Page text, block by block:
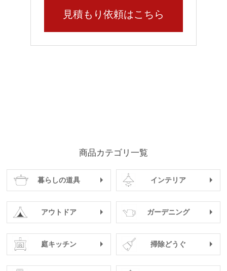
見積もり依頼はこちら
商品カテゴリ一覧
暮らしの道具 インテリア
アウトドア ガーデニング
庭キッチン 掃除どうぐ